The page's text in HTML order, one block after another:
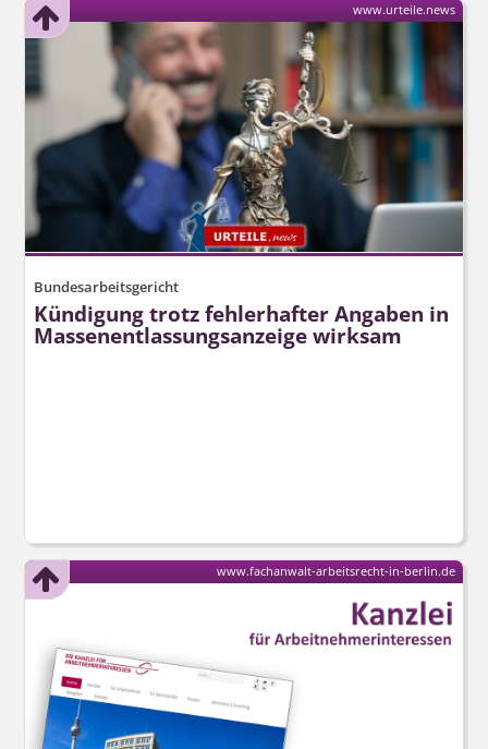
Bundesarbeitsgericht
Kündigung trotz fehlerhafter Angaben in
Massenent­lassungsanzeige wirksam
www.urteile.news
www.fachanwalt-arbeitsrecht-in-berlin.de